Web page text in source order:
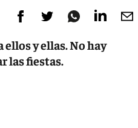
y ellas. No hay
las fiestas.